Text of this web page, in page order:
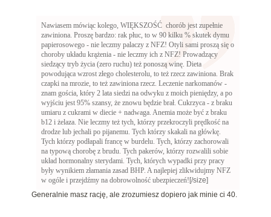
Nawiasem mówiąc kolego, WIĘKSZOŚĆ chorób jest zupełnie
zawiniona. Proszę bardzo: rak płuc, to w 90 kilku % skutek dymu
papierosowego - nie leczmy palaczy z NFZ! Otyli sami proszą się o
choroby układu krążenia - nie leczmy ich z NFZ! Prowadzący
siedzący tryb życia (zero ruchu) też ponoszą winę. Dieta
powodująca wzrost złego cholesterolu, to też rzecz zawiniona. Brak
czapki na mrozie, to też zawiniona rzecz. Leczenie narkomanów -
znam gościa, który 2 lata siedzi na odwyku z moich pieniędzy, a po
wyjściu jest 95% szansy, że znowu będzie brał. Cukrzyca - z braku
umiaru z cukrami w diecie + nadwaga. Anemia może być z braku
b12 i żelaza. Nie leczmy też tych, którzy przekroczyli prędkość na
drodze lub jechali po pijanemu. Tych którzy skakali na główkę.
Tych którzy podłapali francę w burdelu. Tych, którzy zachorowali
na typową chorobę z brudu. Tych pakerów, którzy rozwalili sobie
układ hormonalny sterydami. Tych, których wypadki przy pracy
były wynikiem złamania zasad BHP. A najlepiej zlikwidujmy NFZ
w ogóle i przejdźmy na dobrowolność ubezpieczeń! [/size]
Generalnie masz rację, ale zrozumiesz dopiero jak minie ci 40.